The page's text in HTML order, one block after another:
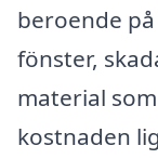
beroende
fönster,
material
kostnaden